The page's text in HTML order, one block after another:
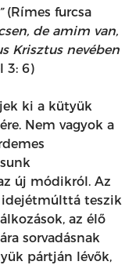
(Rímes furcsa
de amim van,
Krisztus nevében
3: 6)
ki a kütyük
Nem vagyok a
új módikról. Az
idejétmúlttá teszik
az élő
sorvadásnak
pártján lévők,